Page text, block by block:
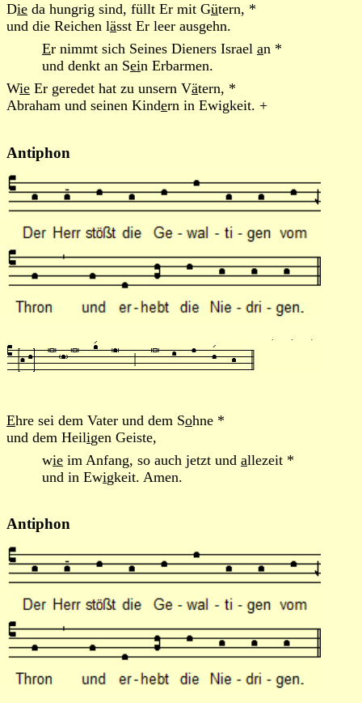
Die da hungrig sind, füllt Er mit Gütern, *
und die Reichen lässt Er leer ausgehn.
Er nimmt sich Seines Dieners Israel an *
und denkt an Sein Erbarmen.
Wie Er geredet hat zu unsern Vätern, *
Abraham und seinen Kindern in Ewigkeit. +
Antiphon
Ehre sei dem Vater und dem Sohne *
und dem Heiligen Geiste,
wie im Anfang, so auch jetzt und allezeit *
und in Ewigkeit. Amen.
Antiphon